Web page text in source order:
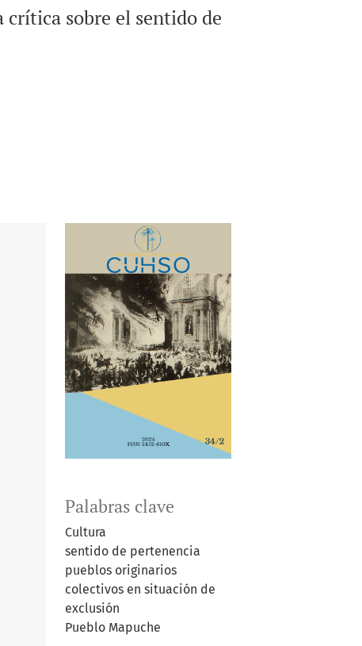
crítica sobre el sentido de
Palabras clave
Cultura
sentido de pertenencia
pueblos originarios
colectivos en situación de
exclusión
Pueblo Mapuche